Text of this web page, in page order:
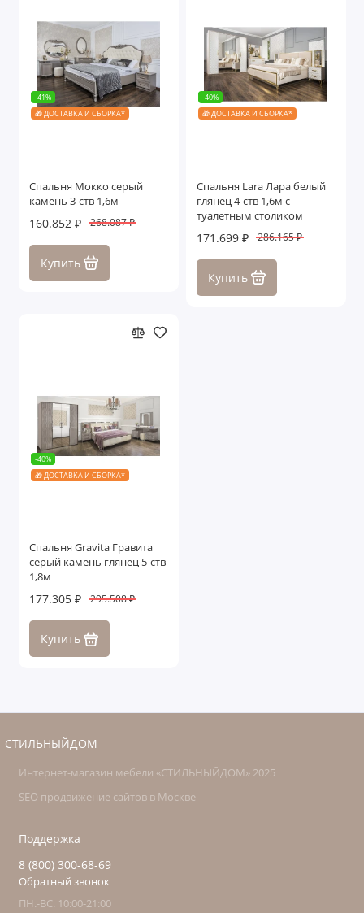
-41%
🎁 ДОСТАВКА И СБОРКА*
Спальня Мокко серый
камень 3-ств 1,6м
160.852 ₽ 268.087 ₽
Купить
-40%
🎁 ДОСТАВКА И СБОРКА*
Спальня Lara Лара белый
глянец 4-ств 1,6м с
туалетным столиком
171.699 ₽ 286.165 ₽
Купить
-40%
🎁 ДОСТАВКА И СБОРКА*
Спальня Gravita Гравита
серый камень глянец 5-ств
1,8м
177.305 ₽ 295.508 ₽
Купить
СТИЛЬНЫЙДОМ
Интернет-магазин мебели «СТИЛЬНЫЙДОМ» 2025
SEO продвижение сайтов в Москве
Поддержка
8 (800) 300-68-69
Обратный звонок
ПН.-ВС. 10:00-21:00